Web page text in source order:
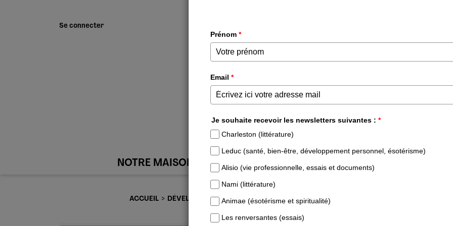
Se connecter
NOTRE MAISON NOS LIVRES NOS AUTEURS
ACCUEIL DÉVELOPPEMENT PERSONNEL & PROFESSIONNEL